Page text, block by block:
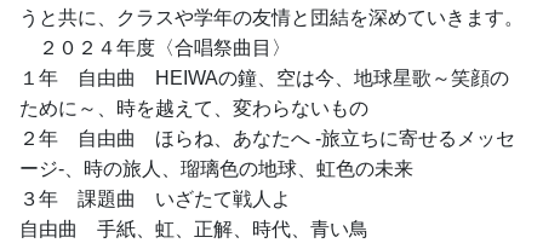
うと共に、クラスや学年の友情と団結を深めていきます。
２０２４年度〈合唱祭曲目〉
１年　自由曲　HEIWAの鐘、空は今、地球星歌～笑顔の
ために～、時を越えて、変わらないもの
２年　自由曲　ほらね、あなたへ -旅立ちに寄せるメッセ
ージ-、時の旅人、瑠璃色の地球、虹色の未来
３年　課題曲　いざたて戦人よ
自由曲　手紙、虹、正解、時代、青い鳥